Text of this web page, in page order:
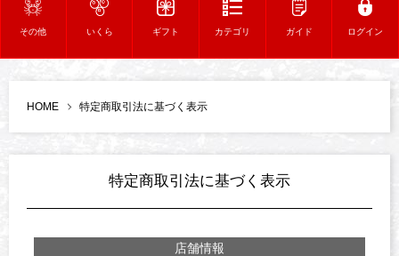
その他 いくら ギフト カテゴリ ガイド ログイン
HOME 特定商取引法に基づく表示
特定商取引法に基づく表示
店舗情報